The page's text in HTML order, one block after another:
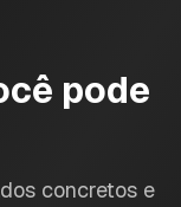
pode
concretos e